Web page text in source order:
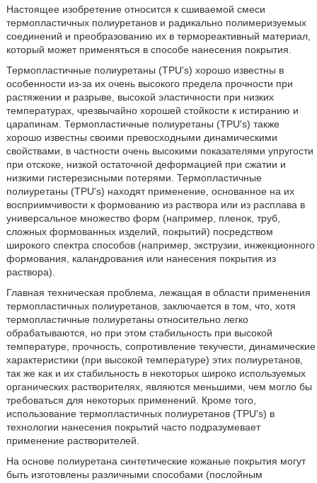
Настоящее изобретение относится к сшиваемой смеси
термопластичных полиуретанов и радикально полимеризуемых
соединений и преобразованию их в термореактивный материал,
который может применяться в способе нанесения покрытия.
Термопластичные полиуретаны (TPU's) хорошо известны в
особенности из-за их очень высокого предела прочности при
растяжении и разрыве, высокой эластичности при низких
температурах, чрезвычайно хорошей стойкости к истиранию и
царапинам. Термопластичные полиуретаны (TPU's) также
хорошо известны своими превосходными динамическими
свойствами, в частности очень высокими показателями упругости
при отскоке, низкой остаточной деформацией при сжатии и
низкими гистерезисными потерями. Термопластичные
полиуретаны (TPU's) находят применение, основанное на их
восприимчивости к формованию из раствора или из расплава в
универсальное множество форм (например, пленок, труб,
сложных формованных изделий, покрытий) посредством
широкого спектра способов (например, экструзии, инжекционного
формования, каландрования или нанесения покрытия из
раствора).
Главная техническая проблема, лежащая в области применения
термопластичных полиуретанов, заключается в том, что, хотя
термопластичные полиуретаны относительно легко
обрабатываются, но при этом стабильность при высокой
температуре, прочность, сопротивление текучести, динамические
характеристики (при высокой температуре) этих полиуретанов,
так же как и их стабильность в некоторых широко используемых
органических растворителях, являются меньшими, чем могло бы
требоваться для некоторых применений. Кроме того,
использование термопластичных полиуретанов (TPU's) в
технологии нанесения покрытий часто подразумевает
применение растворителей.
На основе полиуретана синтетические кожаные покрытия могут
быть изготовлены различными способами (послойным